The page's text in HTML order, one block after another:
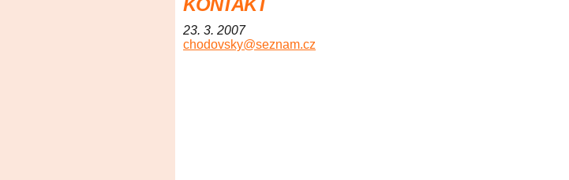
KONTAKT
23. 3. 2007
chodovsky@seznam.cz